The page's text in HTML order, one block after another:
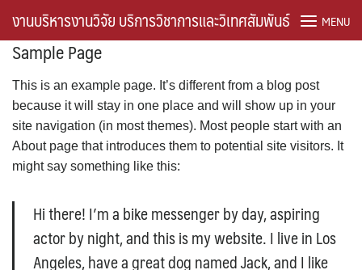
content
About the Journal
Frontpage of research
Home ThaiJo
Sample Page
งานบริหารงานวิจัย บริการวิชาการและวิเทศสัมพันธ์ MENU
Sample Page
This is an example page. It’s different from a blog post
because it will stay in one place and will show up in your
site navigation (in most themes). Most people start with an
About page that introduces them to potential site visitors. It
might say something like this:
Hi there! I’m a bike messenger by day, aspiring
actor by night, and this is my website. I live in Los
Angeles, have a great dog named Jack, and I like